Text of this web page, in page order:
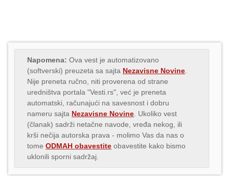
Napomena: Ova vest je automatizovano
(softverski) preuzeta sa sajta Nezavisne Novine
Nije preneta ručno, niti proverena od strane
uredništva portala "Vesti.rs", već je preneta
automatski, računajući na savesnost i dobru
nameru sajta Nezavisne Novine . Ukoliko vest
(članak) sadrži netačne navode, vređa nekog, ili
krši nečija autorska prava - molimo Vas da nas o
tome ODMAH obavestite obavestite kako bismo
uklonili sporni sadržaj.